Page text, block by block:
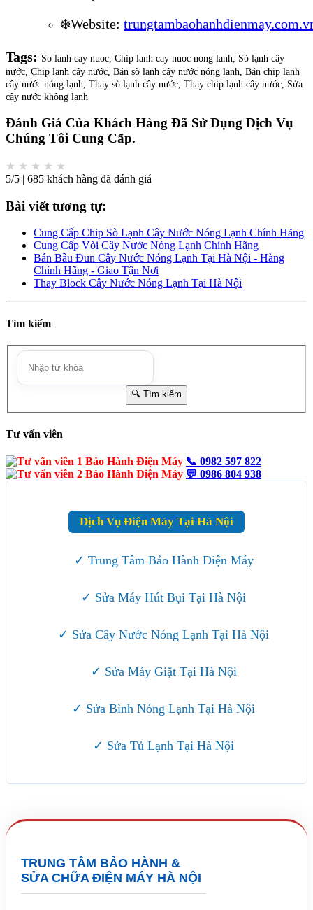
❄️Website:
Tags: So lanh cay nuoc, Chip lanh cay nuoc nong lanh, Sò lạnh cây
nước, Chip lạnh cây nước, Bán sò lạnh cây nước nóng lạnh, Bán chip lạnh
cây nước nóng lạnh, Thay sò lạnh cây nước, Thay chip lạnh cây nước, Sửa
cây nước không lạnh
Đánh Giá Của Khách Hàng Đã Sử Dụng Dịch Vụ
Chúng Tôi Cung Cấp.
★ ★ ★ ★ ★
5/5 | 685 khách hàng đã đánh giá
Bài viết tương tự:
Cung Cấp Chip Sò Lạnh Cây Nước Nóng Lạnh Chính Hãng
Cung Cấp Vòi Cây Nước Nóng Lạnh Chính Hãng
Bán Bầu Đun Cây Nước Nóng Lạnh Tại Hà Nội - Hàng
Chính Hãng - Giao Tận Nơi
Thay Block Cây Nước Nóng Lạnh Tại Hà Nội
Tìm kiếm
Tư vấn viên
📞 0982 597 822
💬 0986 804 938
Dịch Vụ Điện Máy Tại Hà Nội
✓ Trung Tâm Bảo Hành Điện Máy
✓ Sửa Máy Hút Bụi Tại Hà Nội
✓ Sửa Cây Nước Nóng Lạnh Tại Hà Nội
✓ Sửa Máy Giặt Tại Hà Nội
✓ Sửa Bình Nóng Lạnh Tại Hà Nội
✓ Sửa Tủ Lạnh Tại Hà Nội
TRUNG TÂM BẢO HÀNH &
SỬA CHỮA ĐIỆN MÁY HÀ NỘI